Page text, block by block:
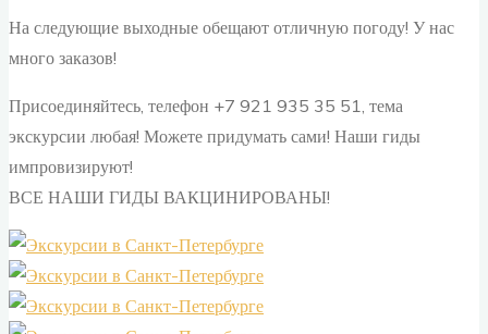
На следующие выходные обещают отличную погоду! У нас
много заказов!
Присоединяйтесь, телефон +7 921 935 35 51, тема
экскурсии любая! Можете придумать сами! Наши гиды
импровизируют!
ВСЕ НАШИ ГИДЫ ВАКЦИНИРОВАНЫ!